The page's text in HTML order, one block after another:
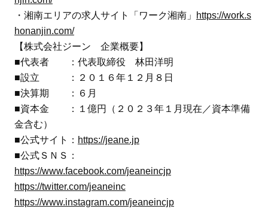
・湘南エリアの求人サイト「ワーク湘南」
https://work.s
honanjin.com/
【株式会社ジーン 企業概要】
■代表者 ：代表取締役 林田洋明
■設立 ：２０１６年１２月８日
■決算期 ：６月
■資本金 ：１億円（２０２３年１月現在／資本準備
金含む）
■公式サイト： https://jeane.jp
■公式ＳＮＳ：
https://www.facebook.com/jeaneincjp
https://twitter.com/jeaneinc
https://www.instagram.com/jeaneincjp